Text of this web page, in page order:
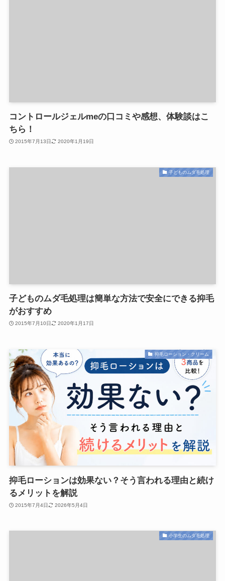
コントロールジェルmeの口コミや感想、体験談はこ
ちら！
2015年7月13日 2020年1月19日
子どものムダ毛処理
子どものムダ毛処理は簡単な方法で安全にできる抑毛
がおすすめ
2015年7月10日 2020年1月17日
抑毛ローション・クリーム
抑毛ローションは効果ない？そう言われる理由と続け
るメリットを解説
2015年7月4日 2026年5月4日
小学生のムダ毛処理